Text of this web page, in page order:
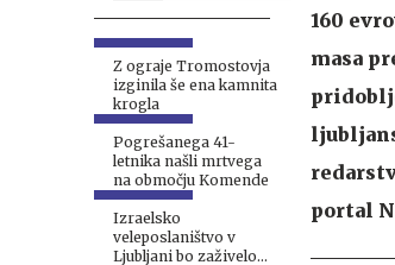
Z ograje Tromostovja
izginila še ena kamnita
krogla
Pogrešanega 41-
letnika našli mrtvega
na območju Komende
Izraelsko
veleposlaništvo v
Ljubljani bo zaživelo
160
masa
portal